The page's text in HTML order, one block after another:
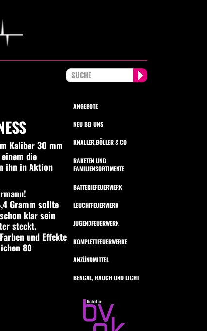
Kaliber 30 mm
die
ihn in Aktion
Gramm sollte
klar sein
steckt.
und Effekte
80
ANGEBOTE
NEU BEI UNS
KNALLER,BÖLLER & CO
RAKETEN UND
FAMILIENSORTIMENTE
BATTERIEFEUERWERK
LEUCHTFEUERWERK
JUGENDFEUERWERK
KOMPLETTFEUERWERKE
ANZÜNDMITTEL
BENGAL, RAUCH UND LICHT